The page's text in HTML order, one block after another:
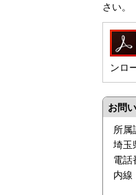
さい。
ンロ
お問
所属
埼玉
電話
内線